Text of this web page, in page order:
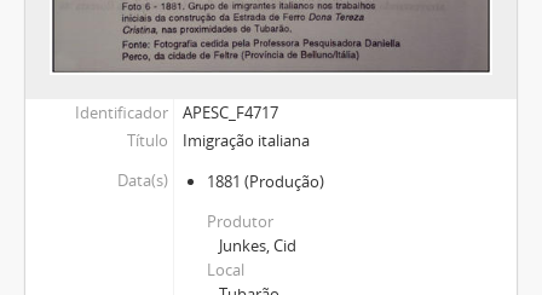
Identificador
APESC_F4717
Título
Imigração italiana
Data(s)
1881 (Produção)
Produtor
Junkes, Cid
Local